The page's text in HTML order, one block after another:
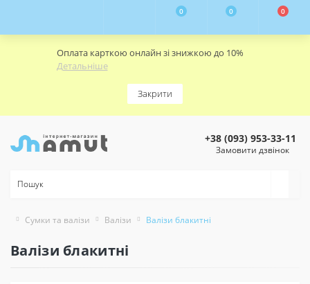
Оплата карткою онлайн зі знижкою до 10%
Детальніше
Закрити
0 0 0
+38 (093) 953-33-11
Замовити дзвінок
Сумки та валізи Валізи Валізи блакитні
Валізи блакитні